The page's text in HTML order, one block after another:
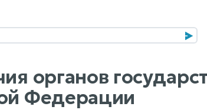
органов
Федерации